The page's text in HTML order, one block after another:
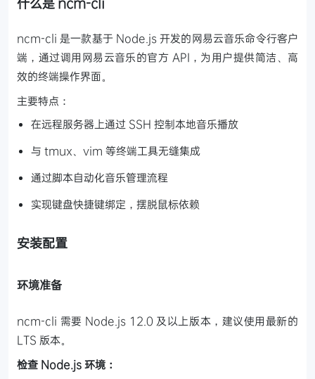
ncm-cli 是一款基于 Node.js 开发的网易云音乐命令行客户
端，通过调用网易云音乐的官方 API，为用户提供简洁、高
效的终端操作界面。
主要特点：
在远程服务器上通过 SSH 控制本地音乐播放
与 tmux、vim 等终端工具无缝集成
通过脚本自动化音乐管理流程
实现键盘快捷键绑定，摆脱鼠标依赖
安装配置
环境准备
ncm-cli 需要 Node.js 12.0 及以上版本，建议使用最新的
LTS 版本。
检查 Node.js 环境：